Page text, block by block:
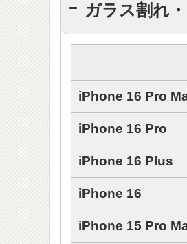
ガラス割れ
iPhone 16 Pro
iPhone 16 Pro
iPhone 16 Plus
iPhone 16
iPhone 15 Pro